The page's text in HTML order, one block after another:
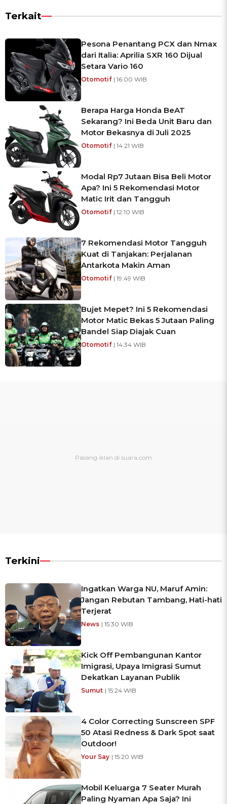
Terkait
Pesona Penantang PCX dan Nmax
dari Italia: Aprilia SXR 160 Dijual
Setara Vario 160
Otomotif | 16:00 WIB
Berapa Harga Honda BeAT
Sekarang? Ini Beda Unit Baru dan
Motor Bekasnya di Juli 2025
Otomotif | 14:21 WIB
Modal Rp7 Jutaan Bisa Beli Motor
Apa? Ini 5 Rekomendasi Motor
Matic Irit dan Tangguh
Otomotif | 12:10 WIB
7 Rekomendasi Motor Tangguh
Kuat di Tanjakan: Perjalanan
Antarkota Makin Aman
Otomotif | 19:49 WIB
Bujet Mepet? Ini 5 Rekomendasi
Motor Matic Bekas 5 Jutaan Paling
Bandel Siap Diajak Cuan
Otomotif | 14:34 WIB
Terkini
Ingatkan Warga NU, Maruf Amin:
Jangan Rebutan Tambang, Hati-hati
Terjerat
News | 15:30 WIB
Kick Off Pembangunan Kantor
Imigrasi, Upaya Imigrasi Sumut
Dekatkan Layanan Publik
Sumut | 15:24 WIB
4 Color Correcting Sunscreen SPF
50 Atasi Redness & Dark Spot saat
Outdoor!
Your Say | 15:20 WIB
Mobil Keluarga 7 Seater Murah
Paling Nyaman Apa Saja? Ini